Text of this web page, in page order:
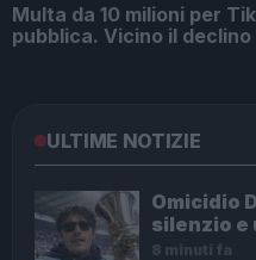
Multa da 10 milioni per
pubblica. Vicino il
ULTIME NOTIZIE
Omicidio
silenzio e
8 minuti fa